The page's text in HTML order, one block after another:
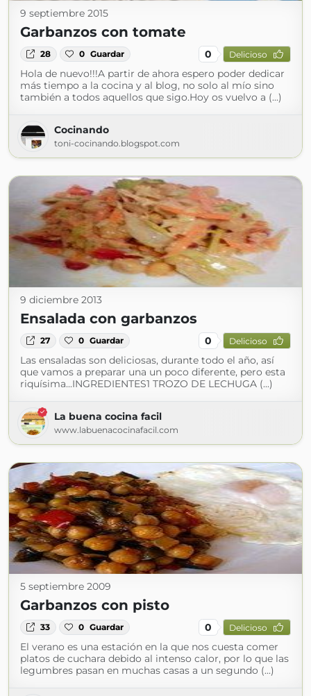
9 septiembre 2015
Garbanzos con tomate
28 0 Guardar 0 Delicioso
Hola de nuevo!!!A partir de ahora espero poder dedicar
más tiempo a la cocina y al blog, no solo al mío sino
también a todos aquellos que sigo.Hoy os vuelvo a (...)
Cocinando
toni-cocinando.blogspot.com
9 diciembre 2013
Ensalada con garbanzos
27 0 Guardar 0 Delicioso
Las ensaladas son deliciosas, durante todo el año, así
que vamos a preparar una un poco diferente, pero esta
riquísima...INGREDIENTES1 TROZO DE LECHUGA (...)
La buena cocina facil
www.labuenacocinafacil.com
5 septiembre 2009
Garbanzos con pisto
33 0 Guardar 0 Delicioso
El verano es una estación en la que nos cuesta comer
platos de cuchara debido al intenso calor, por lo que las
legumbres pasan en muchas casas a un segundo (...)